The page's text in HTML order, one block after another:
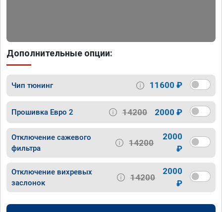
Дополнительные опции:
Чип тюнинг 11600 ₽
Прошивка Евро 2 14200 2000 ₽
Отключение сажевого
фильтра
14200
2000
₽
Отключение вихревых
заслонок
14200
2000
₽